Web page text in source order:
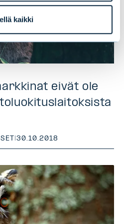
kaikki
eivät ole
|30.10.2018